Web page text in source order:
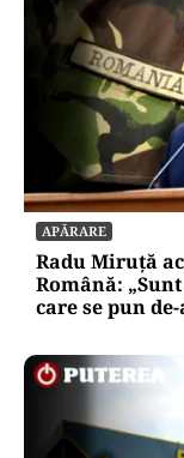
APĂRARE
Radu Miruță
Română:
care se pun